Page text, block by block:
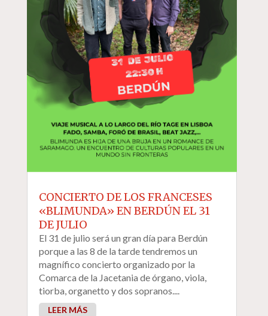
CONCIERTO DE LOS FRANCESES
«BLIMUNDA» EN BERDÚN EL 31
DE JULIO
El 31 de julio será un gran día para Berdún
porque a las 8 de la tarde tendremos un
magnífico concierto organizado por la
Comarca de la Jacetania de órgano, viola,
tiorba, organetto y dos sopranos....
LEER MÁS